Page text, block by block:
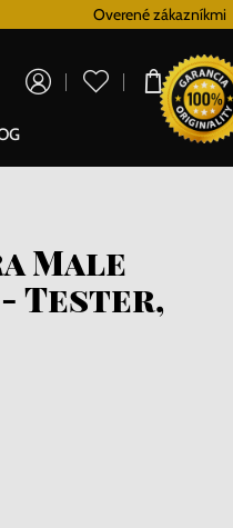
Overené zákazníkmi
0,00 €
Male
Tester,